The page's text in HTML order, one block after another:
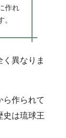
作れ
異なりま
ら作られて
史は琉球王